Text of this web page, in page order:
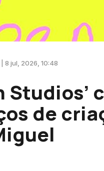
8 jul, 2026, 10:48
de